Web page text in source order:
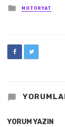
Posted
in
MOTORYAT
YORUM YAZIN